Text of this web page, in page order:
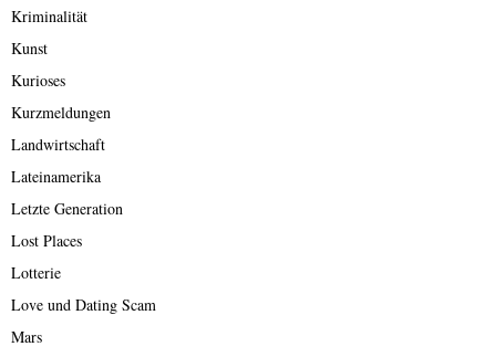
Kriminalität
Kunst
Kurioses
Kurzmeldungen
Landwirtschaft
Lateinamerika
Letzte Generation
Lost Places
Lotterie
Love und Dating Scam
Mars